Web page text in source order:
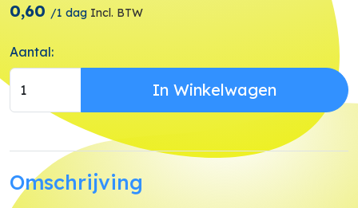
0,60 /1 dag Incl. BTW
Aantal:
In Winkelwagen
Omschrijving